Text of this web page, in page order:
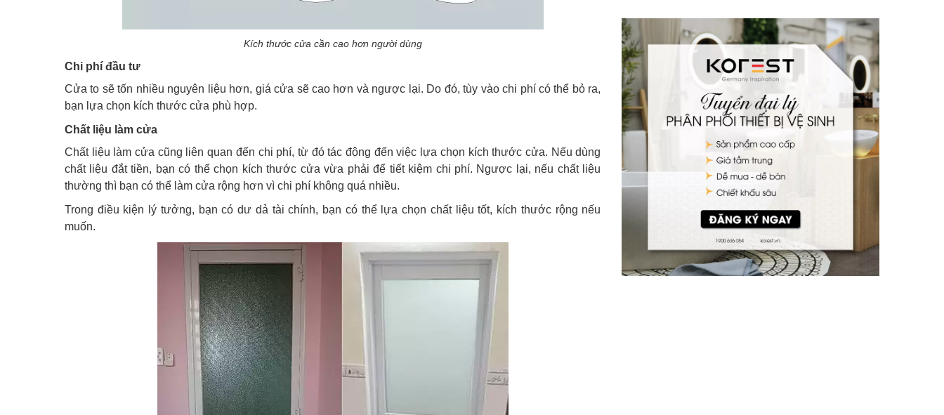
Kích thước cửa cần cao hơn người dùng
Chi phí đầu tư
Cửa to sẽ tốn nhiều nguyên liệu hơn, giá cửa sẽ cao hơn và ngược lại. Do đó, tùy vào chi phí có thể bỏ ra,
bạn lựa chọn kích thước cửa phù hợp.
Chất liệu làm cửa
Chất liệu làm cửa cũng liên quan đến chi phí, từ đó tác động đến việc lựa chọn kích thước cửa. Nếu dùng
chất liệu đắt tiền, bạn có thể chọn kích thước cửa vừa phải để tiết kiệm chi phí. Ngược lại, nếu chất liệu
thường thì bạn có thể làm cửa rộng hơn vì chi phí không quá nhiều.
Trong điều kiện lý tưởng, bạn có dư dả tài chính, bạn có thể lựa chọn chất liệu tốt, kích thước rộng nếu
muốn.